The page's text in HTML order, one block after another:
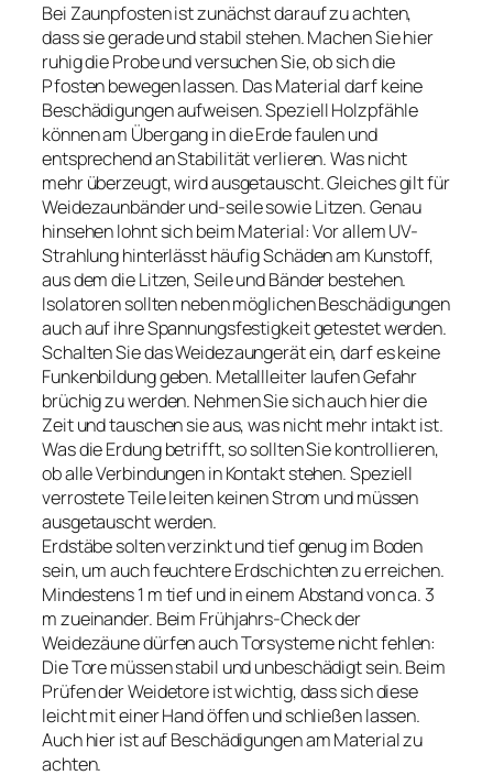
Bei Zaunpfosten ist zunächst darauf zu achten,
dass sie gerade und stabil stehen. Machen Sie hier
ruhig die Probe und versuchen Sie, ob sich die
Pfosten bewegen lassen. Das Material darf keine
Beschädigungen aufweisen. Speziell Holzpfähle
können am Übergang in die Erde faulen und
entsprechend an Stabilität verlieren. Was nicht
mehr überzeugt, wird ausgetauscht. Gleiches gilt für
Weidezaunbänder und-seile sowie Litzen. Genau
hinsehen lohnt sich beim Material: Vor allem UV-
Strahlung hinterlässt häufig Schäden am Kunstoff,
aus dem die Litzen, Seile und Bänder bestehen.
Isolatoren sollten neben möglichen Beschädigungen
auch auf ihre Spannungsfestigkeit getestet werden.
Schalten Sie das Weidezaungerät ein, darf es keine
Funkenbildung geben. Metallleiter laufen Gefahr
brüchig zu werden. Nehmen Sie sich auch hier die
Zeit und tauschen sie aus, was nicht mehr intakt ist.
Was die Erdung betrifft, so sollten Sie kontrollieren,
ob alle Verbindungen in Kontakt stehen. Speziell
verrostete Teile leiten keinen Strom und müssen
ausgetauscht werden.
Erdstäbe solten verzinkt und tief genug im Boden
sein, um auch feuchtere Erdschichten zu erreichen.
Mindestens 1 m tief und in einem Abstand von ca. 3
m zueinander. Beim Frühjahrs-Check der
Weidezäune dürfen auch Torsysteme nicht fehlen:
Die Tore müssen stabil und unbeschädigt sein. Beim
Prüfen der Weidetore ist wichtig, dass sich diese
leicht mit einer Hand öffen und schließen lassen.
Auch hier ist auf Beschädigungen am Material zu
achten.